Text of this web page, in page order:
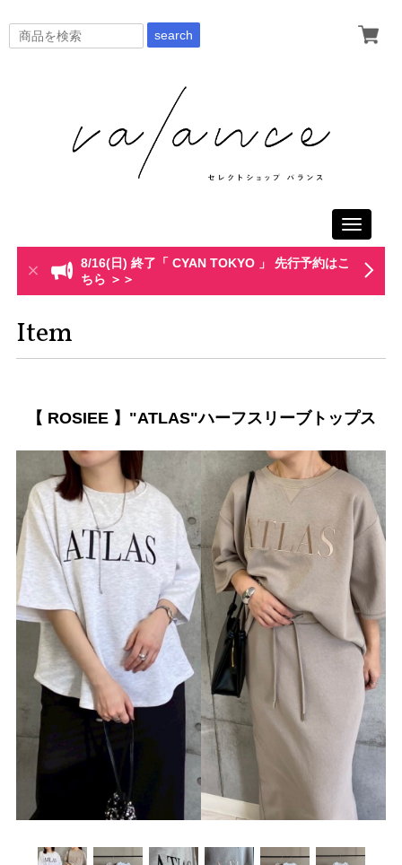
search
Toggle
8/16(日) 終了「 CYAN TOKYO 」 先行予約はこ
ちら ＞＞
Item
【 ROSIEE 】"ATLAS"ハーフスリーブトップス